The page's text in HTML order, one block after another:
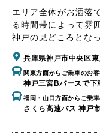
エリア全体がお洒落
る時間帯によって雰
神戸の見どころとな
兵庫県神戸市中央区
関東方面からご乗車のお客
神戸三宮Bバースで下
福岡・山口方面からご乗
さくら高速バス 神戸